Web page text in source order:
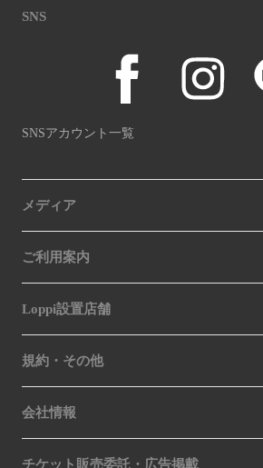
SNS
SNSアカウント一覧
メディア
ご利用案内
Loppi設置店舗
規約・その他
会社情報
チケット販売委託・広告掲載